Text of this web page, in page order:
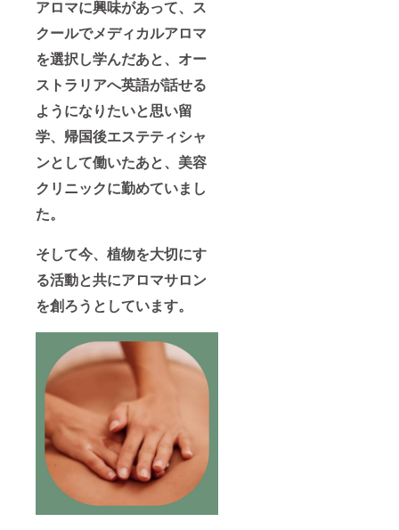
アロマに興味があって、ス
クールでメディカルアロマ
を選択し学んだあと、オー
ストラリアへ英語が話せる
ようになりたいと思い留
学、帰国後エステティシャ
ンとして働いたあと、美容
クリニックに勤めていまし
た。
そして今、植物を大切にす
る活動と共にアロマサロン
を創ろうとしています。